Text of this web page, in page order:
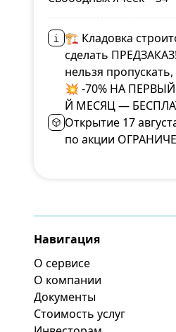
🏗 Кладовка
сделать
нельзя
💥 -70% НА
Й МЕСЯЦ —
Открытие 17
по акции
Навигация
О сервисе
О компании
Документы
Стоимость услуг